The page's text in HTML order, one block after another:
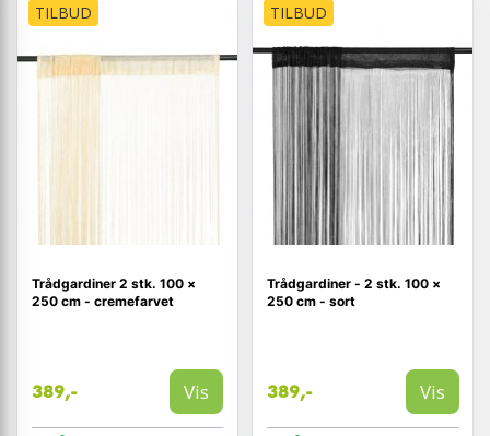
TILBUD
Trådgardiner 2 stk. 100 ×
250 cm - cremefarvet
389,- Vis
TILBUD
Trådgardiner - 2 stk. 100 ×
250 cm - sort
389,- Vis